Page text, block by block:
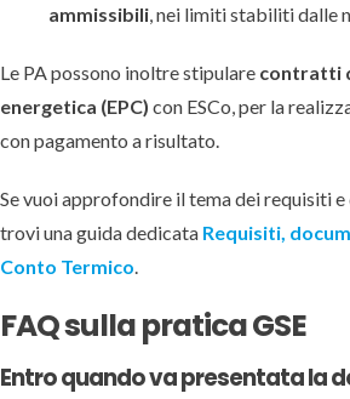
ammissibili, nei limiti stabiliti dalle
Le PA possono inoltre stipulare contratti
energetica (EPC) con ESCo, per la
con pagamento a risultato.
Se vuoi approfondire il tema dei requisiti e
trovi una guida dedicata Requisiti,
Conto Termico
FAQ sulla pratica GSE
Entro quando va presentata la